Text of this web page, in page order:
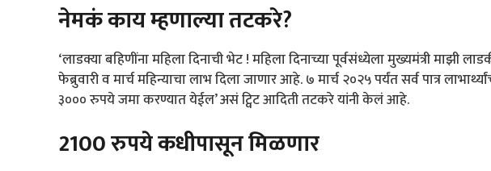
नेमकं काय म्हणाल्या तटकरे?
‘लाडक्या बहिणींना महिला दिनाची भेट ! महिला दिनाच्या पूर्वसंध्येला मुख्यमंत्री माझी
फेब्रुवारी व मार्च महिन्याचा लाभ दिला जाणार आहे. ७ मार्च २०२५ पर्यंत सर्व पात्र
३००० रुपये जमा करण्यात येईल’ असं ट्विट आदिती तटकरे यांनी केलं आहे.
2100 रुपये कधीपासून मिळणार